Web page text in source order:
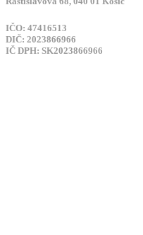
IČO: 47416513
DIČ: 2023866966
IČ DPH: SK2023866966